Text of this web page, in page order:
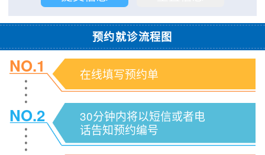
预约就诊流程图
NO.1 在线填写预约单
NO.2
30分钟内将以短信或者电
话告知预约编号